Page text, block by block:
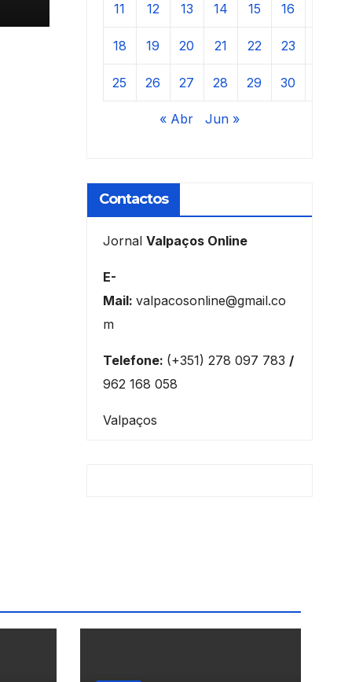
11 12 13 14 15 16
18 19 20 21 22 23
25 26 27 28 29 30
« Abr Jun »
Contactos
Jornal Valpaços Online
E-
Mail: valpacosonline@gmail.co
m
Telefone: (+351) 278 097 783 /
962 168 058
Valpaços